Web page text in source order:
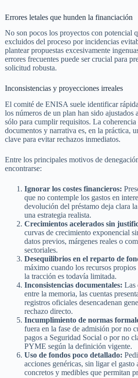
Errores letales que hunden la financiación
No son pocos los proyectos con potencial
excluidos del proceso por incidencias
plantear propuestas excesivamente
errores frecuentes puede ser crucial para
solicitud robusta.
Inconsistencias y proyecciones irreales
El comité de ENISA suele identificar
los números de un plan han sido ajustados
sólo para cumplir requisitos. La coherencia
documentos y narrativa es, en la práctica,
clave para evitar rechazos inmediatos.
Entre los principales motivos de
encontrarse:
Ignorar los costes financieros:
que no contemple los gastos en
devolución del préstamo deja clara
una estrategia realista.
Crecimientos acelerados sin
curvas de crecimiento exponencial
datos previos, márgenes reales o
sectoriales.
Desequilibrios en el reparto de
máximo cuando los recursos propios
la tracción es todavía limitada.
Inconsistencias documentales: Las
entre la memoria, las cuentas
registros oficiales desencadenan
rechazo directo.
Incumplimiento de normas
fuera en la fase de admisión por no
pagos a Seguridad Social o por no
PYME según la definición vigente.
Uso de fondos poco detallado:
acciones genéricas, sin ligar el gasto
concretos y medibles que permitan